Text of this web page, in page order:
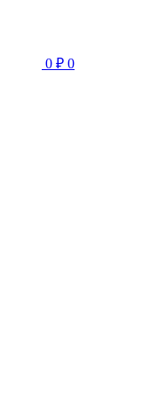
0 ₽ 0